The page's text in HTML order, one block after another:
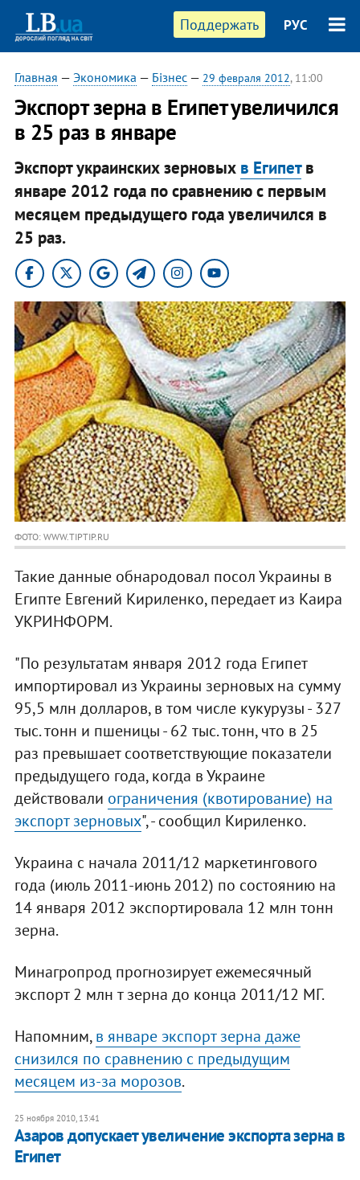
Поддержать РУС
Главная — Экономика — Бізнес— 29 февраля 2012, 11:00
Экспорт зерна в Египет увеличился
в 25 раз в январе
Экспорт украинских зерновых в Египетв
январе 2012 года по сравнению с первым
месяцем предыдущего года увеличился в
25 раз.
ФОТО: WWW.TIPTIP.RU
Такие данные обнародовал посол Украины в
Египте Евгений Кириленко, передает из Каира
УКРИНФОРМ.
"По результатам января 2012 года Египет
импортировал из Украины зерновых на сумму
95,5 млн долларов, в том числе кукурузы - 327
тыс. тонн и пшеницы - 62 тыс. тонн, что в 25
раз превышает соответствующие показатели
предыдущего года, когда в Украине
действовали ограничения (квотирование) на
экспорт зерновых", - сообщил Кириленко.
Украина с начала 2011/12 маркетингового
года (июль 2011-июнь 2012) по состоянию на
14 января 2012 экспортировала 12 млн тонн
зерна.
Минагропрод прогнозирует ежемесячный
экспорт 2 млн т зерна до конца 2011/12 МГ.
Напомним,в январе экспорт зерна даже
снизился по сравнению с предыдущим
месяцем из-за морозов.
25 ноября 2010, 13:41
Азаров допускает увеличение экспорта зерна в
Египет